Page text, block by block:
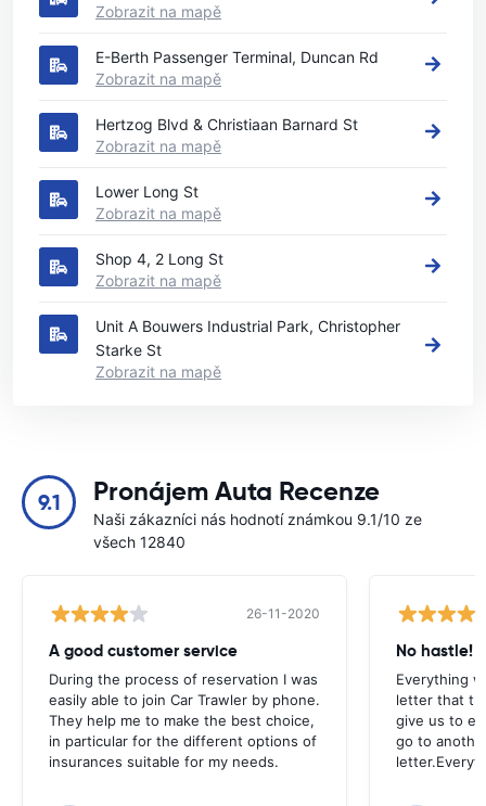
Zobrazit na mapě
E-Berth Passenger Terminal, Duncan Rd
Zobrazit na mapě
Hertzog Blvd & Christiaan Barnard St
Zobrazit na mapě
Lower Long St
Zobrazit na mapě
Shop 4, 2 Long St
Zobrazit na mapě
Unit A Bouwers Industrial Park, Christopher
Starke St
Zobrazit na mapě
9.1 Pronájem Auta Recenze
Naši zákazníci nás hodnotí známkou 9.1/10 ze
všech 12840
26-11-2020
A good customer service
During the process of reservation I was
easily able to join Car Trawler by phone.
They help me to make the best choice,
in particular for the different options of
insurances suitable for my needs.
No hastle!
Everything
letter that
give us to
go to